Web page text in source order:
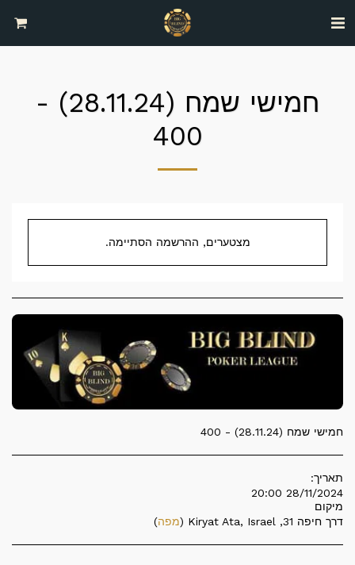
חמישי שמח (28.11.24) -
400
מצטערים, ההרשמה הסתיימה.
חמישי שמח (28.11.24) - 400
תאריך:
28/11/2024 20:00
מיקום
דרך חיפה 31, Kiryat Ata, Israel (
מפה)